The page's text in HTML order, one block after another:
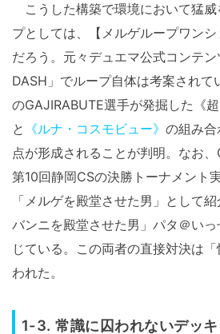
こうした構築で環境において猛威
プとしては、【メルゲループワン
だろう。元々デュエマ公式コンテ
DASH」でループ自体は考案されて
のGAJIRABUTE選手が発掘した《
と 《ルナ・コスモビュー》 の組み
点が形成されることが判明。なお
第10回静岡CSの決勝トーナメント
「メルゲを殿堂させた男」として
バンニを殿堂させた男」パタ＠い
じている。この両者の直接対決は
われた。
1-3. 常識に囚われないデッキ